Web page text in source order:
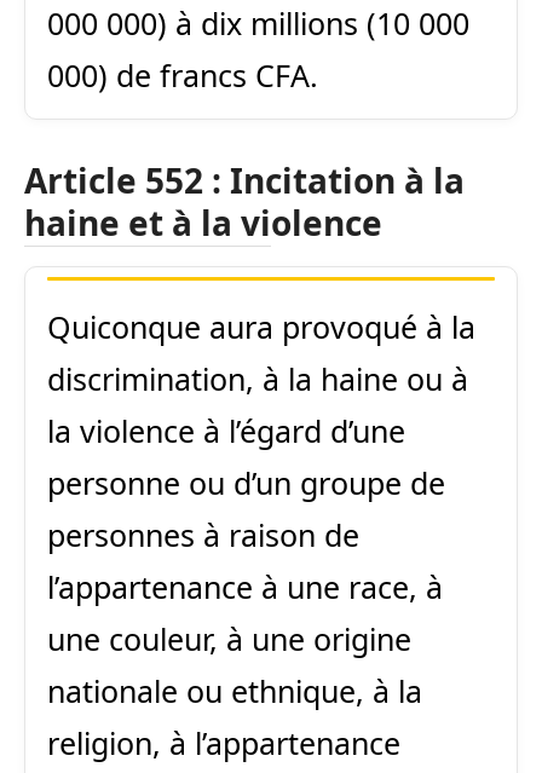
000 000) à dix millions (10 000
000) de francs CFA.
Article 552 : Incitation à la
haine et à la violence
Quiconque aura provoqué à la
discrimination, à la haine ou à
la violence à l’égard d’une
personne ou d’un groupe de
personnes à raison de
l’appartenance à une race, à
une couleur, à une origine
nationale ou ethnique, à la
religion, à l’appartenance